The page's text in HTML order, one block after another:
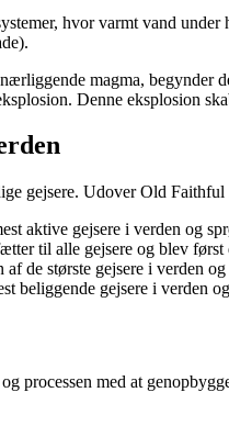
hvor varmt vand
magma,
Denne eksplosion
gejsere. Udover Old
aktive gejsere i verden og
til alle gejsere og blev
de største gejsere i verden
beliggende gejsere i verden
processen med at